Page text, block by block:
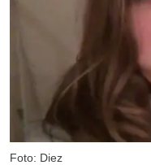
Foto: Diez